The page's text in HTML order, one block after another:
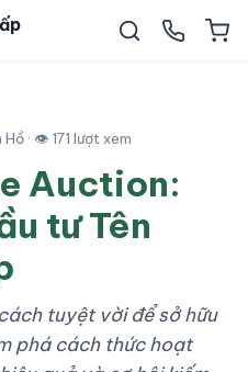
Hồ · 👁 171 lượt xem
Auction:
tư Tên
tuyệt vời để sở hữu
phá cách thức hoạt